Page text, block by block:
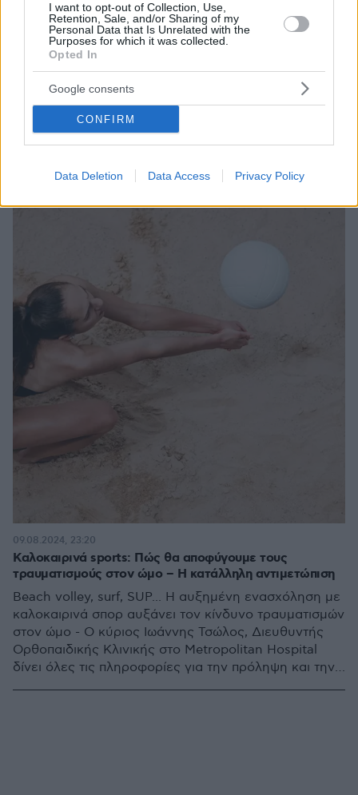
I want to opt-out of Collection, Use,
Retention, Sale, and/or Sharing of my
Personal Data that Is Unrelated with the
Purposes for which it was collected.
Opted In
Google consents
CONFIRM
Data Deletion Data Access Privacy Policy
Το άγνωστο άθλημα που κερδίζει σε δημοφιλία και
απειλεί νύχια και αστραγάλους – Πώς να
προστατευθείτε
Ο ποδίατρος Benjamin Bullen εξηγεί τους κινδύνους
του ρόλερ ντέρμπι και δίνει συμβουλές για την
πρόληψη τραυματισμών
06.03.2025, 19:25
Καλοκαιρινά sports: Πώς θα αποφύγουμε τους
τραυματισμούς στον ώμο – Η κατάλληλη αντιμετώπιση
Beach volley, surf, SUP... Η αυξημένη ενασχόληση με
καλοκαιρινά σπορ αυξάνει τον κίνδυνο τραυματισμών
στον ώμο - Ο κύριος Ιωάννης Τσώλος, Διευθυντής
Ορθοπαιδικής Κλινικής στο Metropolitan Hospital
δίνει όλες τις πληροφορίες για την πρόληψη και την
09.08.2024, 23:20